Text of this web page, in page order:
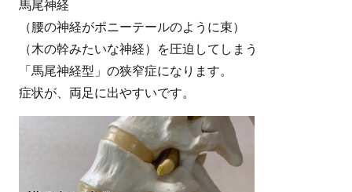
馬尾神経
（腰の神経がポニーテールのように束）
（木の幹みたいな神経）を圧迫してしまう
「馬尾神経型」の狭窄症になります。
症状が、両足に出やすいです。